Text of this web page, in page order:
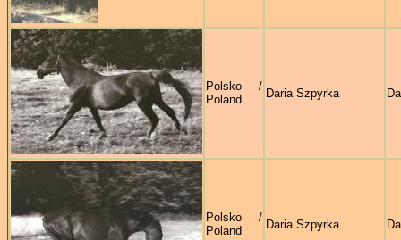
Polsko /
Poland
Daria Szpyrka
Polsko /
Poland
Daria Szpyrka